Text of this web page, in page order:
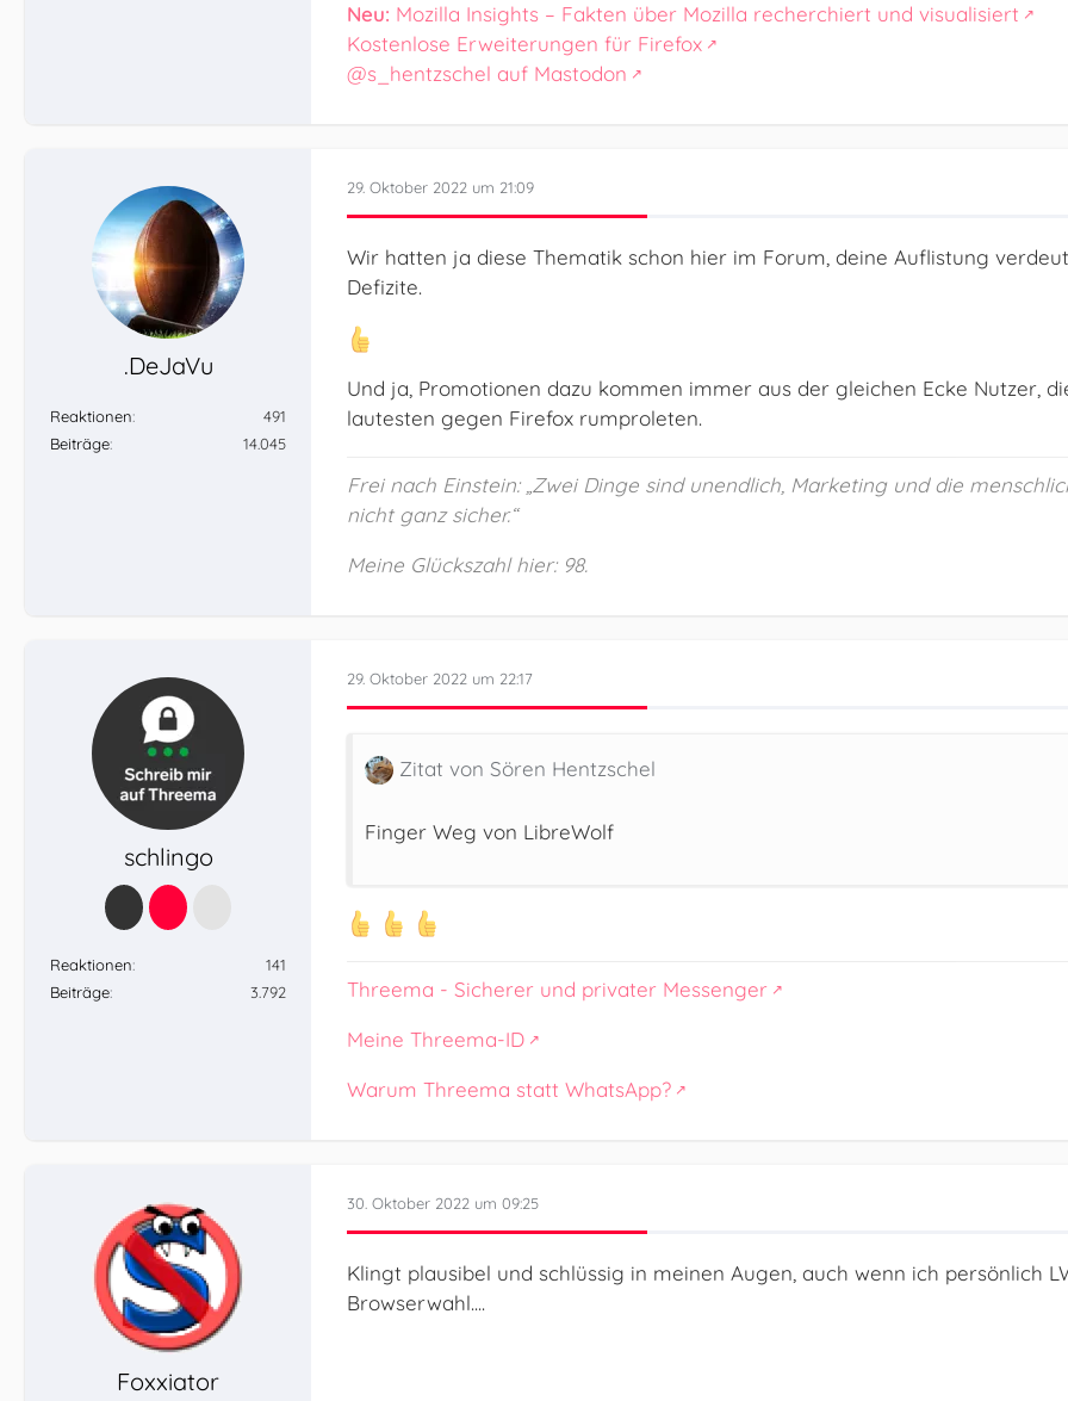
Neu: Mozilla Insights – Fakten über Mozilla recherchiert und visualisiert
Kostenlose Erweiterungen für Firefox
@s_hentzschel auf Mastodon
.DeJaVu
Reaktionen
491
Beiträge
14.045
29. Oktober 2022 um 21:09
Wir hatten ja diese Thematik schon hier im Forum, deine Auflistung
Defizite.
Und ja, Promotionen dazu kommen immer aus der gleichen Ecke Nutzer,
lautesten gegen Firefox rumproleten.
Frei nach Einstein: „Zwei Dinge sind unendlich, Marketing und die
nicht ganz sicher.“
Meine Glückszahl hier: 98.
schlingo
Reaktionen
141
Beiträge
3.792
29. Oktober 2022 um 22:17
Zitat von Sören Hentzschel
Finger Weg von LibreWolf
Threema - Sicherer und privater Messenger
Meine Threema-ID
Warum Threema statt WhatsApp?
Foxxiator
30. Oktober 2022 um 09:25
Klingt plausibel und schlüssig in meinen Augen, auch wenn ich persönlich
Browserwahl....